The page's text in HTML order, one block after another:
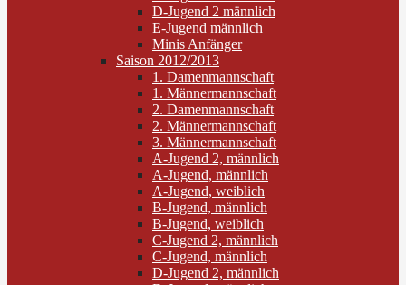
D-Jugend 2 männlich
E-Jugend männlich
Minis Anfänger
Saison 2012/2013
1. Damenmannschaft
1. Männermannschaft
2. Damenmannschaft
2. Männermannschaft
3. Männermannschaft
A-Jugend 2, männlich
A-Jugend, männlich
A-Jugend, weiblich
B-Jugend, männlich
B-Jugend, weiblich
C-Jugend 2, männlich
C-Jugend, männlich
D-Jugend 2, männlich